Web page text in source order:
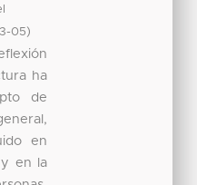
05)
ha
de
en
en la